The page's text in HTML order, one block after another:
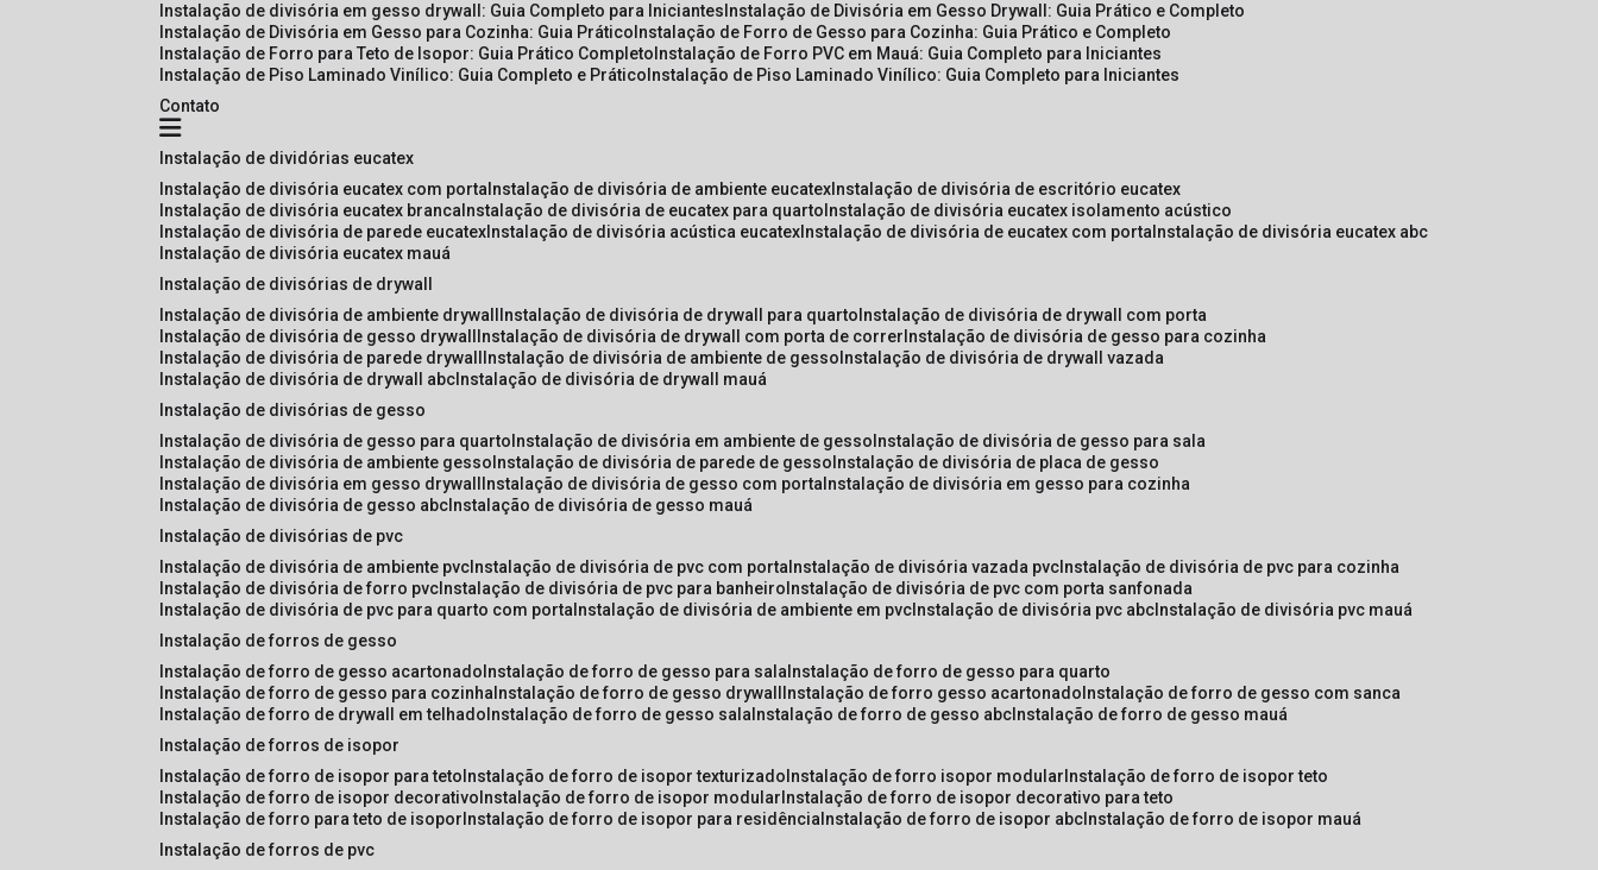
Instalação de divisória em gesso drywall: Guia Completo para Iniciantes Instalação de Divisória em Gesso Drywall: Guia Prático e Completo
Instalação de Divisória em Gesso para Cozinha: Guia Prático Instalação de Forro de Gesso para Cozinha: Guia Prático e Completo
Instalação de Forro para Teto de Isopor: Guia Prático Completo Instalação de Forro PVC em Mauá: Guia Completo para Iniciantes
Instalação de Piso Laminado Vinílico: Guia Completo e Prático Instalação de Piso Laminado Vinílico: Guia Completo para Iniciantes
Contato
instalação de dividórias eucatex
instalação de divisória eucatex com porta instalação de divisória de ambiente eucatex instalação de divisória de escritório eucatex
instalação de divisória eucatex branca instalação de divisória de eucatex para quarto instalação de divisória eucatex isolamento acústico
instalação de divisória de parede eucatex instalação de divisória acústica eucatex instalação de divisória de eucatex com porta instalação de divisória eucatex abc
instalação de divisória eucatex mauá
instalação de divisórias de drywall
instalação de divisória de ambiente drywall
instalação de divisória de drywall para quarto instalação de divisória de drywall com porta
instalação de divisória de gesso drywall
instalação de divisória de drywall com porta de correr instalação de divisória de gesso para cozinha
instalação de divisória de parede drywall
instalação de divisória de ambiente de gesso instalação de divisória de drywall vazada
instalação de divisória de drywall abc instalação de divisória de drywall mauá
instalação de divisórias de gesso
instalação de divisória de gesso para quarto instalação de divisória em ambiente de gesso instalação de divisória de gesso para sala
instalação de divisória de ambiente gesso instalação de divisória de parede de gesso instalação de divisória de placa de gesso
instalação de divisória em gesso drywall
instalação de divisória de gesso com porta instalação de divisória em gesso para cozinha
instalação de divisória de gesso abc instalação de divisória de gesso mauá
instalação de divisórias de pvc
instalação de divisória de ambiente pvc instalação de divisória de pvc com porta instalação de divisória vazada pvc instalação de divisória de pvc para cozinha
instalação de divisória de forro pvc instalação de divisória de pvc para banheiro instalação de divisória de pvc com porta sanfonada
instalação de divisória de pvc para quarto com porta instalação de divisória de ambiente em pvc instalação de divisória pvc abc instalação de divisória pvc mauá
instalação de forros de gesso
instalação de forro de gesso acartonado instalação de forro de gesso para sala instalação de forro de gesso para quarto
instalação de forro de gesso para cozinha instalação de forro de gesso drywall instalação de forro gesso acartonado instalação de forro de gesso com sanca
instalação de forro de drywall em telhado instalação de forro de gesso sala instalação de forro de gesso abc instalação de forro de gesso mauá
instalação de forros de isopor
instalação de forro de isopor para teto instalação de forro de isopor texturizado instalação de forro isopor modular instalação de forro de isopor teto
instalação de forro de isopor decorativo instalação de forro de isopor modular instalação de forro de isopor decorativo para teto
instalação de forro para teto de isopor instalação de forro de isopor para residência instalação de forro de isopor abc instalação de forro de isopor mauá
instalação de forros de pvc